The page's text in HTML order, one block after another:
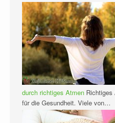
durch richtiges Atmen Richtiges
für die Gesundheit. Viele von…